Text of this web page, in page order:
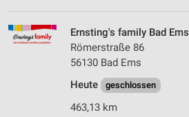
Ernsting's family Bad Ems
Römerstraße 86
56130 Bad Ems
Heute
geschlossen
463,13 km